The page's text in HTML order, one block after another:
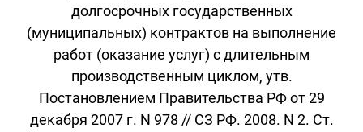
долгосрочных государственных
(муниципальных) контрактов на выполнение
работ (оказание услуг) с длительным
производственным циклом, утв.
Постановлением Правительства РФ от 29
декабря 2007 г. N 978 // СЗ РФ. 2008. N 2. Ст.